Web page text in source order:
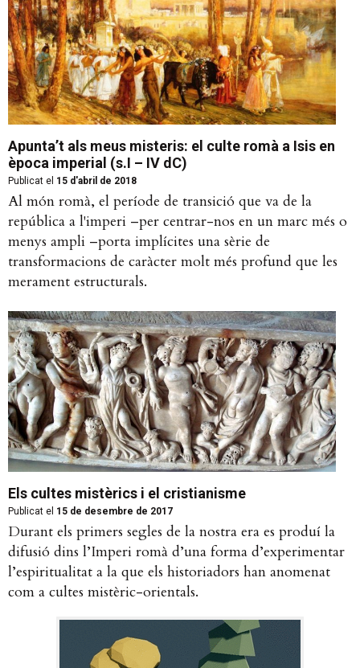
Apunta’t als meus misteris: el culte romà a Isis en
època imperial (s.I – IV dC)
Publicat el 15 d'abril de 2018
Al món romà, el període de transició que va de la
república a l'imperi –per centrar-nos en un marc més o
menys ampli –porta implícites una sèrie de
transformacions de caràcter molt més profund que les
merament estructurals.
Els cultes mistèrics i el cristianisme
Publicat el 15 de desembre de 2017
Durant els primers segles de la nostra era es produí la
difusió dins l’Imperi romà d’una forma d’experimentar
l’espiritualitat a la que els historiadors han anomenat
com a cultes mistèric-orientals.